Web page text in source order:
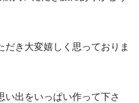
き大変嬉しく思っておりま
い出をいっぱい作って下さ